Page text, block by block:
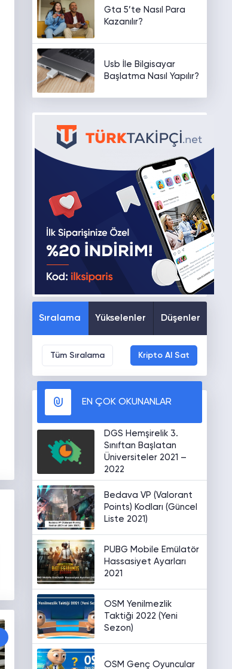
Gta 5’te Nasıl Para
Kazanılır?
Usb İle Bilgisayar
Başlatma Nasıl Yapılır?
Sıralama Yükselenler Düşenler
Tüm Sıralama Kripto Al Sat
EN ÇOK OKUNANLAR
DGS Hemşirelik 3.
Sınıftan Başlatan
Üniversiteler 2021 –
2022
Bedava VP (Valorant
Points) Kodları (Güncel
Liste 2021)
PUBG Mobile Emülatör
Hassasiyet Ayarları
2021
OSM Yenilmezlik
Taktiği 2022 (Yeni
Sezon)
OSM Genç Oyuncular